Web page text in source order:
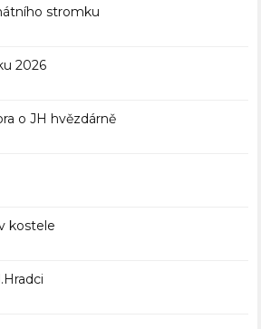
stromku
2026
o JH hvězdárně
kostele